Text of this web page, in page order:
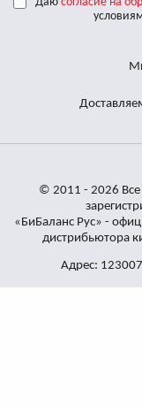
© 2011 - 2026 Все
«БиБаланс Рус» -
дистрибьютора
Адрес: